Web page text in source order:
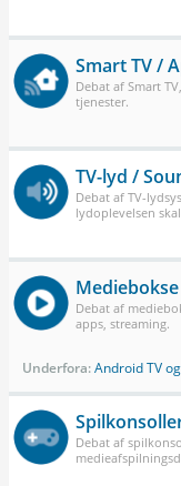
Smart TV /
Debat af Smart
tjenester.
TV-lyd /
Debat af TV-
lydoplevelsen
Debat af
apps, streaming.
Underfora:Android TV
Debat af